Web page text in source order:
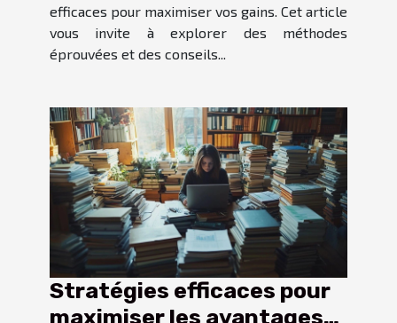
efficaces pour maximiser vos gains. Cet article
vous invite à explorer des méthodes
éprouvées et des conseils...
Stratégies efficaces pour
maximiser les avantages